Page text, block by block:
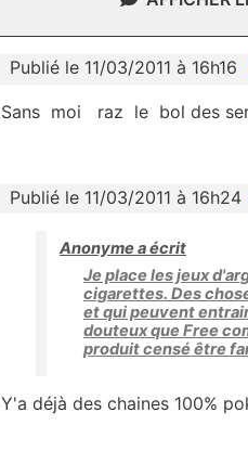
Publié le 11/03/2011 à 16h16
Sans moi raz le bol des
Publié le 11/03/2011 à 16h24
Anonyme a écrit
Je place les jeux
cigarettes. Des
et qui peuvent
douteux que Free
produit censé être
Y'a déjà des chaines 100%